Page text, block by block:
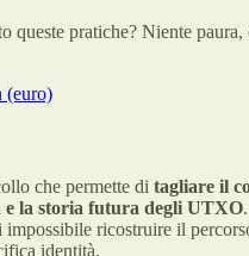
queste pratiche? Niente paura,
(euro)
che permette di tagliare il
e la storia futura degli UTXO
impossibile ricostruire il
identità.